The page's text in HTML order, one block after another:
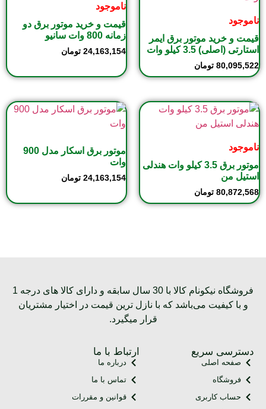
ناموجود
قیمت و خرید موتور برق ایمر
استارتی (اصلی) 3.5 کیلو وات
80,095,522 تومان
ناموجود
قیمت و خرید موتور برق دو
زمانه 800 وات سانیو
24,163,154 تومان
ناموجود
موتور برق 3.5 کیلو وات هندلی
استیل من
80,872,568 تومان
موتور برق اسکار مدل 900
وات
24,163,154 تومان
فروشگاه نیکونام کالا با 30 سال سابقه و دارای کالا های درجه 1
و با کیفیت می‌باشد که با نازل ترین قیمت در اختیار مشتریان
قرار میگیرد.
دسترسی سریع
صفحه اصلی
فروشگاه
حساب کاربری
ارتباط با ما
درباره ما
تماس با ما
قوانین و مقررات